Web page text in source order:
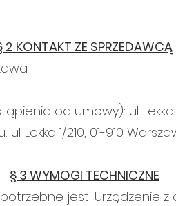
2 KONTAKT ZE SPRZEDAWCĄ
od umowy): ul. Lekka
Lekka 1/210, 01-910
§ 3 WYMOGI TECHNICZNE
jest: Urządzenie